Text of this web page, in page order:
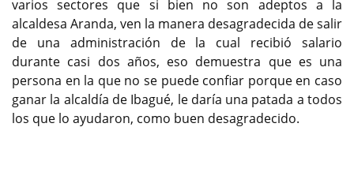
varios sectores que si bien no son adeptos a la
alcaldesa Aranda, ven la manera desagradecida de salir
de una administración de la cual recibió salario
durante casi dos años, eso demuestra que es una
persona en la que no se puede confiar porque en caso
ganar la alcaldía de Ibagué, le daría una patada a todos
los que lo ayudaron, como buen desagradecido.